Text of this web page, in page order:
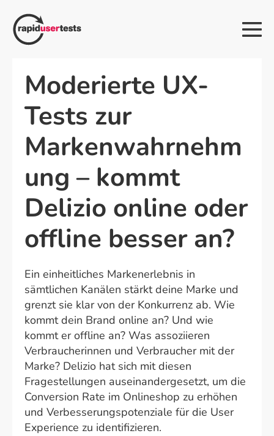
Inhalt
springen
Moderierte UX-
Tests zur
Markenwahrnehm
ung – kommt
Delizio online oder
offline besser an?
Ein einheitliches Markenerlebnis in
sämtlichen Kanälen stärkt deine Marke und
grenzt sie klar von der Konkurrenz ab. Wie
kommt dein Brand online an? Und wie
kommt er offline an? Was assoziieren
Verbraucherinnen und Verbraucher mit der
Marke? Delizio hat sich mit diesen
Fragestellungen auseinandergesetzt, um die
Conversion Rate im Onlineshop zu erhöhen
und Verbesserungspotenziale für die User
Experience zu identifizieren.